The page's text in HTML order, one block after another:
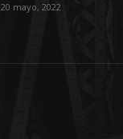
20 mayo, 2022